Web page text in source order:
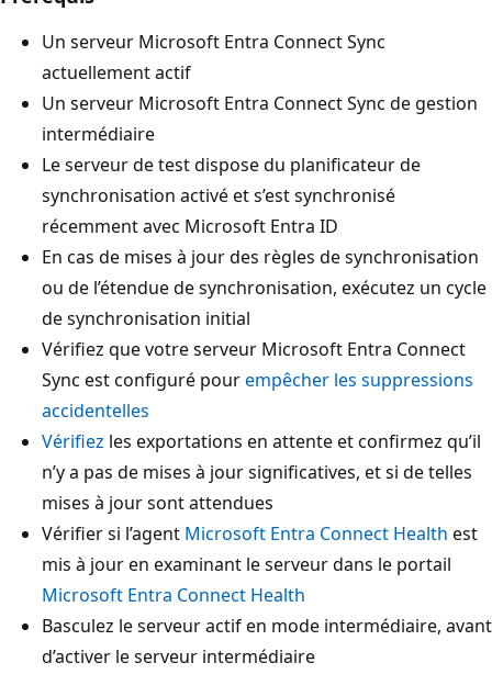
Un serveur Microsoft Entra Connect Sync
actuellement actif
Un serveur Microsoft Entra Connect Sync de gestion
intermédiaire
Le serveur de test dispose du planificateur de
synchronisation activé et s’est synchronisé
récemment avec Microsoft Entra ID
En cas de mises à jour des règles de synchronisation
ou de l’étendue de synchronisation, exécutez un cycle
de synchronisation initial
Vérifiez que votre serveur Microsoft Entra Connect
Sync est configuré pourempêcher les suppressions
accidentelles
Vérifiez les exportations en attente et confirmez qu’il
n’y a pas de mises à jour significatives, et si de telles
mises à jour sont attendues
Vérifier si l’agent Microsoft Entra Connect Health est
mis à jour en examinant le serveur dans le portail
Microsoft Entra Connect Health
Basculez le serveur actif en mode intermédiaire, avant
d’activer le serveur intermédiaire